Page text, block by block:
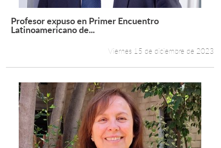
Leer más +
Profesor expuso en Primer Encuentro
Latinoamericano de...
Viernes 15 de diciembre de 2023